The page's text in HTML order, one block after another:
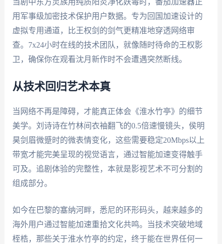
当剧中东方灵族用纯质阳炎净化妖毒时，番茄加速器正
用军事级加密技术保护用户数据。专为回国加速设计的
虚拟专用通道，比王权剑的剑气更精准地穿透网络审
查。7x24小时在线的技术团队，就像随时待命的王权影
卫，确保你在观看沈月新作时不会遭遇突然断线。
从技术回归艺术本真
当网络不再是障碍，才能真正体会《淮水竹亭》的细节
美学。刘诗诗在竹林间衣袖翻飞的0.5倍速慢镜头，侯明
昊剑眉微蹙时的微表情变化，这些需要稳定20Mbps以上
带宽才能完美呈现的视觉语言，通过智能加速变得触手
可及。追剧体验的完整性，本就是影视艺术不可分割的
组成部分。
如今在巴黎的塞纳河畔，悉尼的环形码头，越来越多的
海外用户通过智能加速重拾文化共鸣。当技术突破地域
桎梏，那些关于淮水竹亭的约定，终于能在世界任何一